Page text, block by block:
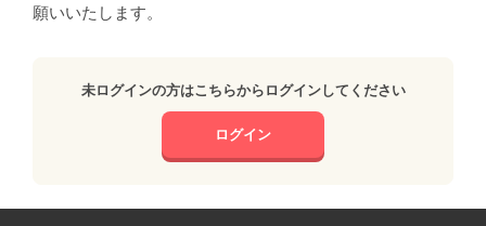
願いいたします。
未ログインの方はこちらからログインしてください
ログイン